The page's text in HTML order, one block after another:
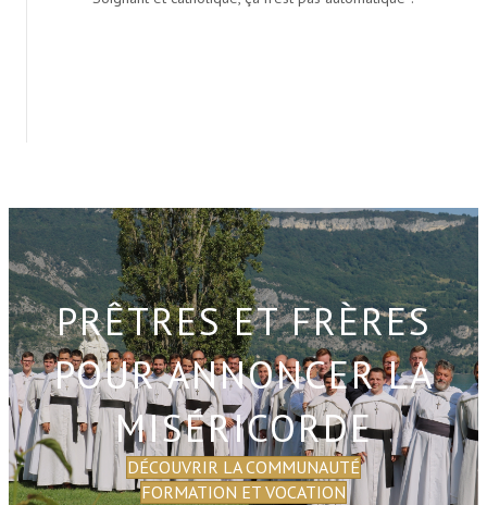
PRÊTRES ET FRÈRES
POUR ANNONCER LA
MISÉRICORDE
DÉCOUVRIR LA COMMUNAUTÉ
FORMATION ET VOCATION